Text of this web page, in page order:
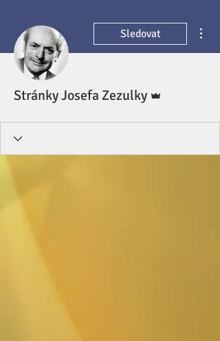
Sledovat
Stránky Josefa Zezulky